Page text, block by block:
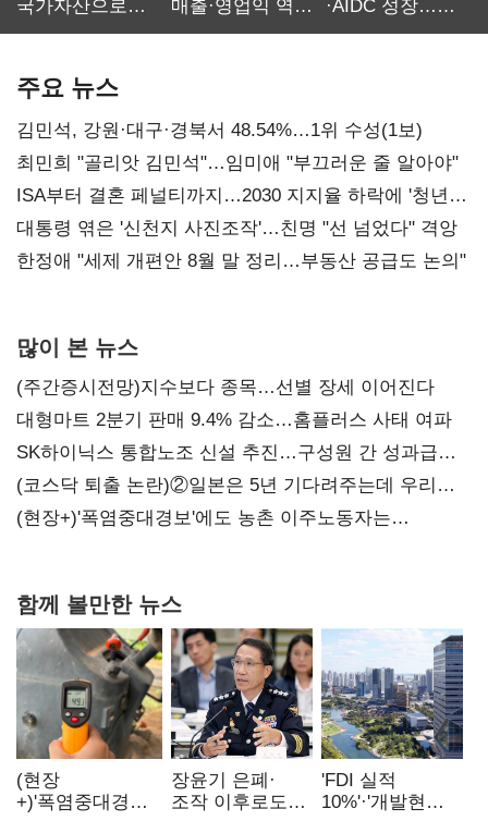
국가자산으로…'
매출·영업익 역대
·AIDC 성장…
주요 뉴스
김민석, 강원·대구·경북서 48.54%…1위 수성(1보)
최민희 "골리앗 김민석"…임미애 "부끄러운 줄 알아야"
ISA부터 결혼 페널티까지…2030 지지율 하락에 '청년
챙기기'
대통령 엮은 '신천지 사진조작'…친명 "선 넘었다" 격앙
한정애 "세제 개편안 8월 말 정리…부동산 공급도 논의"
많이 본 뉴스
(주간증시전망)지수보다 종목…선별 장세 이어진다
대형마트 2분기 판매 9.4% 감소…홈플러스 사태 여파
SK하이닉스 통합노조 신설 추진…구성원 간 성과급
불만 확산
(코스닥 퇴출 논란)②일본은 5년 기다려주는데 우리는
당장 퇴출?…시간만으론 부족한 코스닥 구하기
(현장+)'폭염중대경보'에도 농촌 이주노동자는
함께 볼만한 뉴스
(현장
+)'폭염중대경보'
장윤기 은폐·
조작 이후로도
'FDI 실적
10%'·'개발현안